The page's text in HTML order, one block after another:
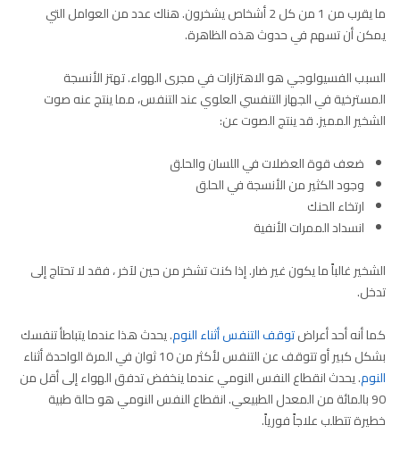
ما يقرب من 1 من كل 2 أشخاص يشخرون. هناك عدد من العوامل التي
يمكن أن تسهم في حدوث هذه الظاهرة.
السبب الفسيولوجي هو الاهتزازات في مجرى الهواء. تهتز الأنسجة
المسترخية في الجهاز التنفسي العلوي عند التنفس، مما ينتج عنه صوت
الشخير المميز. قد ينتج الصوت عن:
ضعف قوة العضلات في اللسان والحلق
وجود الكثير من الأنسجة في الحلق
ارتخاء الحنك
انسداد الممرات الأنفية
الشخير غالباً ما يكون غير ضار. إذا كنت تشخر من حين لآخر ، فقد لا تحتاج إلى
تدخل.
كما أنه أحد أعراضتوقف التنفس أثناء النوم. يحدث هذا عندما يتباطأ تنفسك
بشكل كبير أو تتوقف عن التنفس لأكثر من 10 ثوان في المرة الواحدة أثناء
النوم. يحدث انقطاع النفس النومي عندما ينخفض تدفق الهواء إلى أقل من
90 بالمائة من المعدل الطبيعي. انقطاع النفس النومي هو حالة طبية
خطيرة تتطلب علاجاً فورياً.